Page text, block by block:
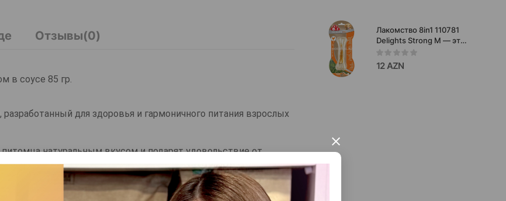
×
Отзывы(0)
в соусе 85 гр.
для здоровья и гармоничного питания взрослых
натуральным вкусом и подарят удовольствие от
Лакомство 8in1 110781
Delights Strong M — это
прочная жевательная
косточка с натуральным
куриным мясом, плотно
12 AZN